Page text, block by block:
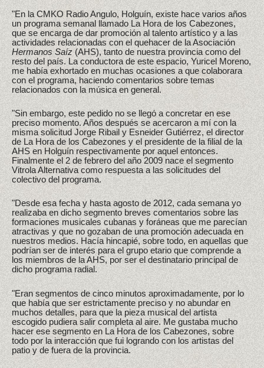
"En la CMKO Radio Angulo, Holguín, existe hace varios años
un programa semanal llamado La Hora de los Cabezones,
que se encarga de dar promoción al talento artístico y a las
actividades relacionadas con el quehacer de la Asociación
Hermanos Saíz(AHS), tanto de nuestra provincia como del
resto del país. La conductora de este espacio, Yuricel Moreno,
me había exhortado en muchas ocasiones a que colaborara
con el programa, haciendo comentarios sobre temas
relacionados con la música en general.
"Sin embargo, este pedido no se llegó a concretar en ese
preciso momento. Años después se acercaron a mí con la
misma solicitud Jorge Ribail y Esneider Gutiérrez, el director
de La Hora de los Cabezones y el presidente de la filial de la
AHS en Holguín respectivamente por aquel entonces.
Finalmente el 2 de febrero del año 2009 nace el segmento
Vitrola Alternativa como respuesta a las solicitudes del
colectivo del programa.
"Desde esa fecha y hasta agosto de 2012, cada semana yo
realizaba en dicho segmento breves comentarios sobre las
formaciones musicales cubanas y foráneas que me parecían
atractivas y que no gozaban de una promoción adecuada en
nuestros medios. Hacía hincapié, sobre todo, en aquellas que
podrían ser de interés para el grupo etario que comprende a
los miembros de la AHS, por ser el destinatario principal de
dicho programa radial.
"Eran segmentos de cinco minutos aproximadamente, por lo
que había que ser estrictamente preciso y no abundar en
muchos detalles, para que la pieza musical del artista
escogido pudiera salir completa al aire. Me gustaba mucho
hacer ese segmento en La Hora de los Cabezones, sobre
todo por la interacción que fui logrando con los artistas del
patio y de fuera de la provincia.